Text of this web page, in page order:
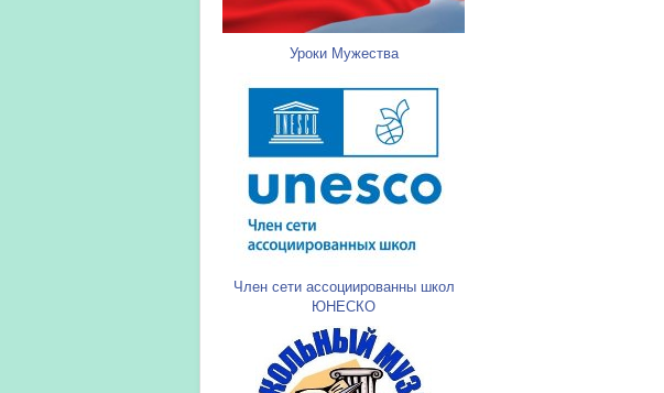
Уроки Мужества
Член сети ассоциированны школ
ЮНЕСКО